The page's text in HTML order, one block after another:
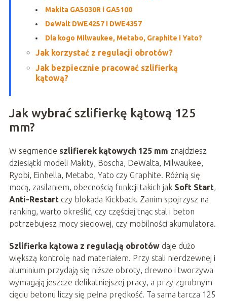
Makita GA5030R i GA5100
DeWalt DWE4257 i DWE4357
Dla kogo Milwaukee, Metabo, Graphite i Yato?
Jak korzystać z regulacji obrotów?
Jak bezpiecznie pracować szlifierką
kątową?
Jak wybrać szlifierkę kątową 125
mm?
W segmencie szlifierek kątowych 125 mm znajdziesz
dziesiątki modeli Makity, Boscha, DeWalta, Milwaukee,
Ryobi, Einhella, Metabo, Yato czy Graphite. Różnią się
mocą, zasilaniem, obecnością funkcji takich jak Soft Start
Anti-Restart czy blokada Kickback. Zanim spojrzysz na
ranking, warto określić, czy częściej tnąc stal i beton
potrzebujesz mocy sieciowej, czy mobilności akumulatora.
Szlifierka kątowa z regulacją obrotówdaje dużo
większą kontrolę nad materiałem. Przy stali nierdzewnej i
aluminium przydają się niższe obroty, drewno i tworzywa
wymagają jeszcze delikatniejszej pracy, a przy zgrubnym
cięciu betonu liczy się pełna prędkość. Ta sama tarcza 125